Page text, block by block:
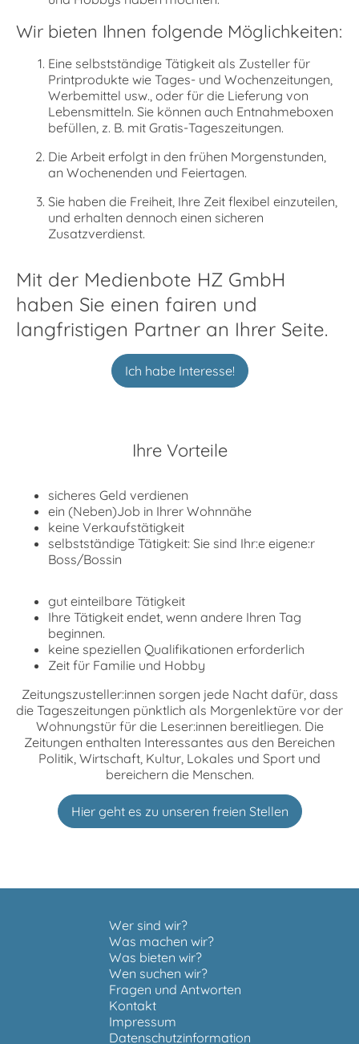
Wir bieten Ihnen folgende Möglichkeiten:
Eine selbstständige Tätigkeit als Zusteller für
Printprodukte wie Tages- und Wochenzeitungen,
Werbemittel usw., oder für die Lieferung von
Lebensmitteln. Sie können auch Entnahmeboxen
befüllen, z. B. mit Gratis-Tageszeitungen.
Die Arbeit erfolgt in den frühen Morgenstunden,
an Wochenenden und Feiertagen.
Sie haben die Freiheit, Ihre Zeit flexibel einzuteilen,
und erhalten dennoch einen sicheren
Zusatzverdienst.
Mit der Medienbote HZ GmbH
haben Sie einen fairen und
langfristigen Partner an Ihrer Seite.
Ich habe Interesse!
Ihre Vorteile
sicheres Geld verdienen
ein (Neben)Job in Ihrer Wohnnähe
keine Verkaufstätigkeit
selbstständige Tätigkeit: Sie sind Ihr:e eigene:r
Boss/Bossin
gut einteilbare Tätigkeit
Ihre Tätigkeit endet, wenn andere Ihren Tag
beginnen.
keine speziellen Qualifikationen erforderlich
Zeit für Familie und Hobby
Zeitungszusteller:innen sorgen jede Nacht dafür, dass
die Tageszeitungen pünktlich als Morgenlektüre vor der
Wohnungstür für die Leser:innen bereitliegen. Die
Zeitungen enthalten Interessantes aus den Bereichen
Politik, Wirtschaft, Kultur, Lokales und Sport und
bereichern die Menschen.
Hier geht es zu unseren freien Stellen
Wer sind wir?
Was machen wir?
Was bieten wir?
Wen suchen wir?
Fragen und Antworten
Kontakt
Impressum
Datenschutzinformation